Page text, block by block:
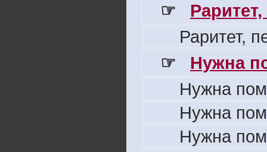
☞
Раритет,
☞
Нужна
Нужна
Нужна
Нужна